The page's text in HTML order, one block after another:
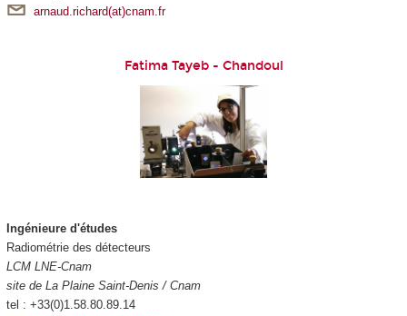
arnaud.richard(at)cnam.fr
Fatima Tayeb - Chandoul
Ingénieure d'études
Radiométrie des détecteurs
LCM LNE-Cnam
site de La Plaine Saint-Denis / Cnam
tel : +33(0)1.58.80.89.14